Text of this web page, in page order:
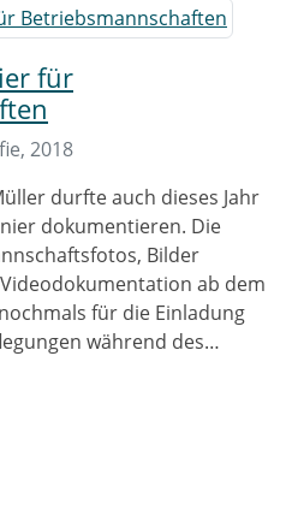
für
2018
durfte auch dieses Jahr
dokumentieren. Die
Bilder
ab dem
für die Einladung
während des…